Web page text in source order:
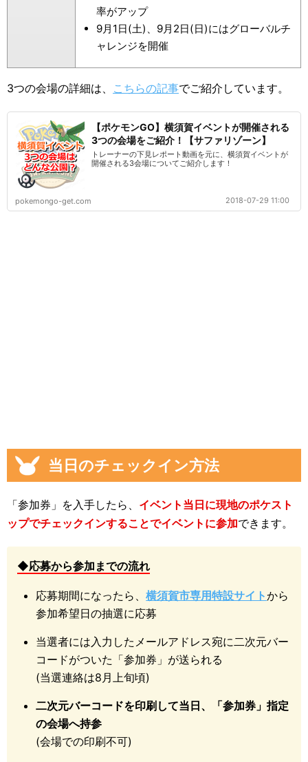
率がアップ
9月1日(土)、9月2日(日)にはグローバルチ
ャレンジを開催
3つの会場の詳細は、 こちらの記事でご紹介しています。
【ポケモンGO】横須賀イベントが開催される
3つの会場をご紹介！【サファリゾーン】
トレーナーの下見レポート動画を元に、横須賀イベントが
開催される3会場についてご紹介します！
pokemongo-get.com 2018-07-29 11:00
当日のチェックイン方法
「参加券」を入手したら、 イベント当日に現地のポケスト
ップでチェックインすることでイベントに参加できます。
◆応募から参加までの流れ
応募期間になったら、横須賀市専用特設サイトから
参加希望日の抽選に応募
当選者には入力したメールアドレス宛に二次元バー
コードがついた「参加券」が送られる
(当選連絡は8月上旬頃)
二次元バーコードを印刷して当日、「参加券」指定
の会場へ持参
(会場での印刷不可)